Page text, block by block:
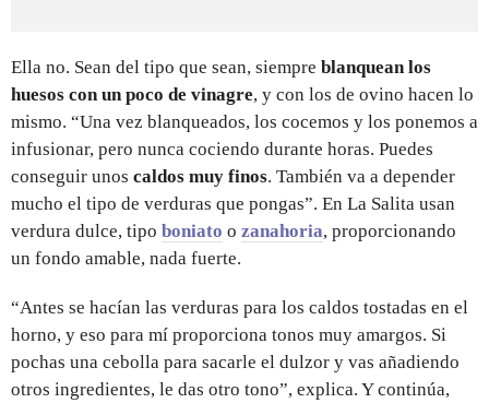
Ella no. Sean del tipo que sean, siempre blanquean los
huesos con un poco de vinagre, y con los de ovino hacen lo
mismo. “Una vez blanqueados, los cocemos y los ponemos a
infusionar, pero nunca cociendo durante horas. Puedes
conseguir unos caldos muy finos. También va a depender
mucho el tipo de verduras que pongas”. En La Salita usan
verdura dulce, tipo boniato o zanahoria, proporcionando
un fondo amable, nada fuerte.
“Antes se hacían las verduras para los caldos tostadas en el
horno, y eso para mí proporciona tonos muy amargos. Si
pochas una cebolla para sacarle el dulzor y vas añadiendo
otros ingredientes, le das otro tono”, explica. Y continúa,